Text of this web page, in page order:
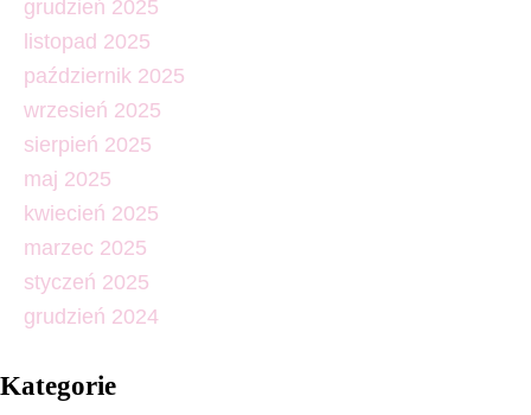
grudzień 2025
listopad 2025
październik 2025
wrzesień 2025
sierpień 2025
maj 2025
kwiecień 2025
marzec 2025
styczeń 2025
grudzień 2024
Kategorie